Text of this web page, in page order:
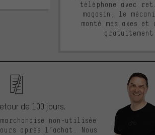
téléphone avec
magasin, le
monté mes axes et
de 100 jours.
non-utilisée
après l’achat. Nous